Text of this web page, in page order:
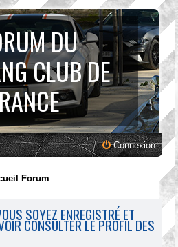
DU
CLUB DE
Connexion
Forum
SOYEZ ENREGISTRÉ ET
CONSULTER LE PROFIL DES